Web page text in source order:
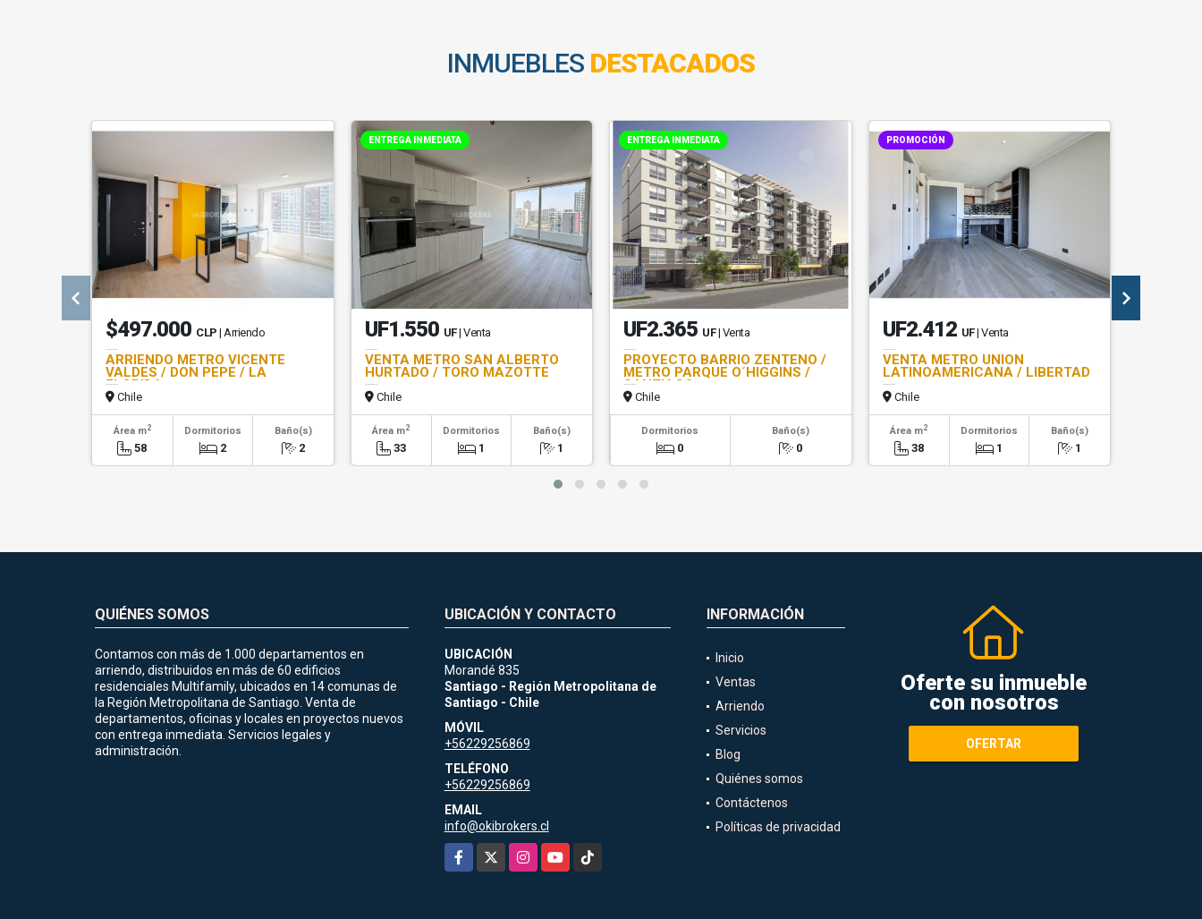
INMUEBLES DESTACADOS
$497.000 CLP | Arriendo
ARRIENDO METRO VICENTE
VALDES / DON PEPE / LA
FLORIDA
Chile
Área m2
58
Dormitorios
2
Baño(s)
2
ENTREGA INMEDIATA
UF1.550 UF| Venta
VENTA METRO SAN ALBERTO
HURTADO / TORO MAZOTTE
Chile
Área m2
33
Dormitorios
1
Baño(s)
1
ENTREGA INMEDIATA
UF2.365 UF | Venta
PROYECTO BARRIO ZENTENO /
METRO PARQUE O´HIGGINS /
SANTIAGO
Chile
Dormitorios
0
Baño(s)
0
PROMOCIÓN
UF2.412 UF| Venta
VENTA METRO UNION
LATINOAMERICANA / LIBERTAD
Chile
Área m2
38
Dormitorios
1
Baño(s)
1
QUIÉNES SOMOS
Contamos con más de 1.000 departamentos en
arriendo, distribuidos en más de 60 edificios
residenciales Multifamily, ubicados en 14 comunas de
la Región Metropolitana de Santiago. Venta de
departamentos, oficinas y locales en proyectos nuevos
con entrega inmediata. Servicios legales y
administración.
UBICACIÓN Y CONTACTO
UBICACIÓN
Morandé 835
Santiago - Región Metropolitana de
Santiago - Chile
MÓVIL
+56229256869
TELÉFONO
+56229256869
EMAIL
info@okibrokers.cl
Facebook
InstagramYouTubeTikTok
INFORMACIÓN
Inicio
Ventas
Arriendo
Servicios
Blog
Quiénes somos
Contáctenos
Políticas de privacidad
Oferte su inmueble
con nosotros
OFERTAR